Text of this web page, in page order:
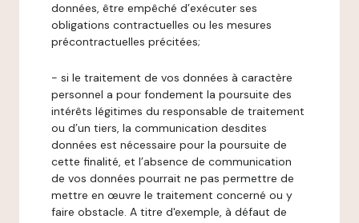
données, être empêché d’exécuter ses
obligations contractuelles ou les mesures
précontractuelles précitées;
- si le traitement de vos données à caractère
personnel a pour fondement la poursuite des
intérêts légitimes du responsable de traitement
ou d’un tiers, la communication desdites
données est nécessaire pour la poursuite de
cette finalité, et l’absence de communication
de vos données pourrait ne pas permettre de
mettre en œuvre le traitement concerné ou y
faire obstacle. A titre d'exemple, à défaut de